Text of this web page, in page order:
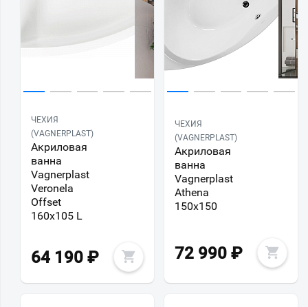
ЧЕХИЯ
(VAGNERPLAST)
Акриловая
ванна
Vagnerplast
Veronela
Offset
160х105 L
64 190 ₽
ЧЕХИЯ
(VAGNERPLAST)
Акриловая
ванна
Vagnerplast
Athena
150х150
72 990 ₽